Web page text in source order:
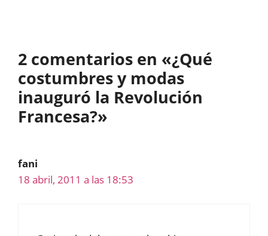
2 comentarios en «¿Qué
costumbres y modas
inauguró la Revolución
Francesa?»
fani
18 abril, 2011 a las 18:53